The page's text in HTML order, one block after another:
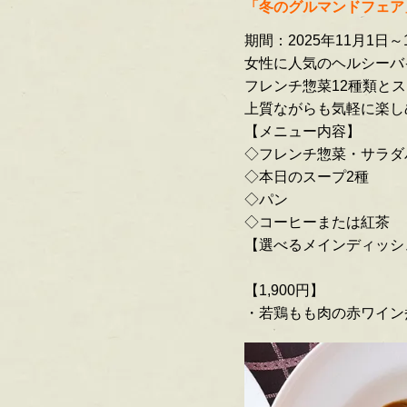
「冬のグルマンドフェ
期間：2025年11月1日
女性に人気のヘルシー
フレンチ惣菜12種類と
上質ながらも気軽に楽
【メニュー内容】
◇フレンチ惣菜・サラダ
◇本日のスープ2種
◇パン
◇コーヒーまたは紅茶
【選べるメインディッ
【1,900円】
・若鶏もも肉の赤ワイ